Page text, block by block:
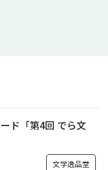
ド「第4回 でら文
文学逸品堂